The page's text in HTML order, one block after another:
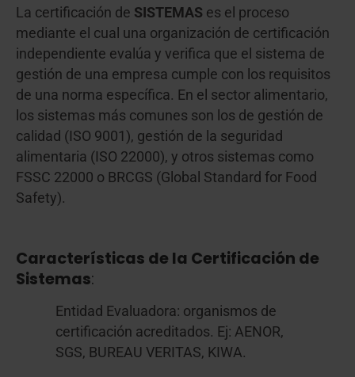
La certificación de SISTEMAS es el proceso
mediante el cual una organización de certificación
independiente evalúa y verifica que el sistema de
gestión de una empresa cumple con los requisitos
de una norma específica. En el sector alimentario,
los sistemas más comunes son los de gestión de
calidad (ISO 9001), gestión de la seguridad
alimentaria (ISO 22000), y otros sistemas como
FSSC 22000 o BRCGS (Global Standard for Food
Safety).
Características de la Certificación de
Sistemas:
Entidad Evaluadora: organismos de
certificación acreditados. Ej: AENOR,
SGS, BUREAU VERITAS, KIWA.